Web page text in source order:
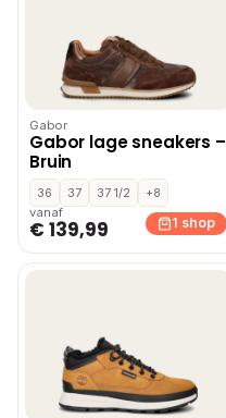
Gabor
Gabor lage sneakers –
Bruin
36 37 37 1/2
+8
vanaf
€ 139,99 1 shop